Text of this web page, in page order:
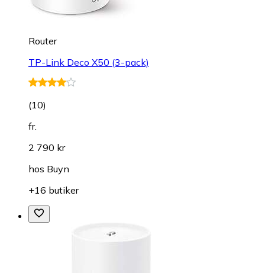
Router
TP-Link Deco X50 (3-pack)
(10)
fr.
2 790 kr
hos Buyn
+16 butiker